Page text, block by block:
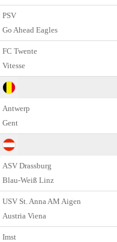
PSV
Go Ahead Eagles
FC Twente
Vitesse
Antwerp
Gent
ASV Drassburg
Blau-Weiß Linz
USV St. Anna AM Aigen
Austria Viena
Imst